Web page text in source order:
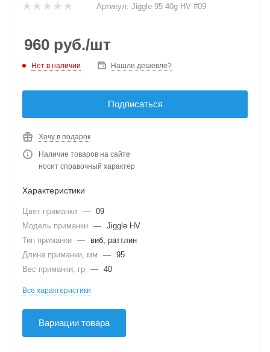
Артикул: Jiggle 95 40g HV #09
960 руб./шт
Нет в наличии Нашли дешевле?
Подписаться
Хочу в подарок
Наличие товаров на сайте
носит справочный характер
Характеристики
Цвет приманки — 09
Модель приманки — Jiggle HV
Тип приманки —
виб, раттлин
Длина приманки, мм
— 95
Вес приманки, гр — 40
Все характеристики
Вариации товара